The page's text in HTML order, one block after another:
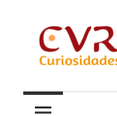
contenido
y